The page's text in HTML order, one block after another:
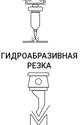
ГИДРОАБРАЗИВНАЯ
РЕЗКА